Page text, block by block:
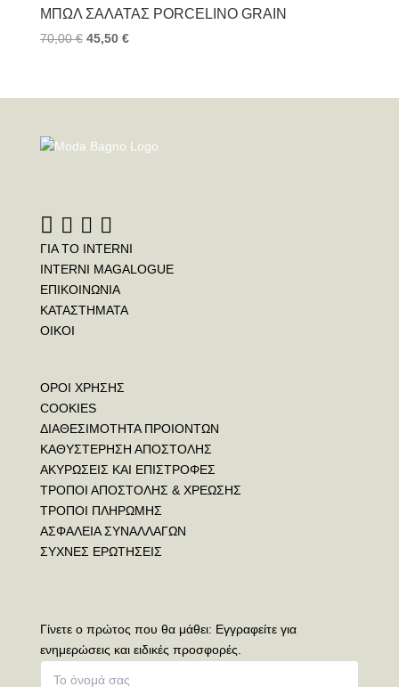
ΜΠΩΛ ΣΑΛΆΤΑΣ PORCELINO GRAIN
70,00€ 45,50 €
ΓΙΑ ΤΟ INTERNI
INTERNI MAGALOGUE
ΕΠΙΚΟΙΝΩΝΙΑ
ΚΑΤΑΣΤΗΜΑΤΑ
ΟΙΚΟΙ
ΟΡΟΙ ΧΡΗΣΗΣ
COOKIES
ΔΙΑΘΕΣΙΜΟΤΗΤΑ ΠΡΟΙΟΝΤΩΝ
ΚΑΘΥΣΤΕΡΗΣΗ ΑΠΟΣΤΟΛΗΣ
ΑΚΥΡΩΣΕΙΣ ΚΑΙ ΕΠΙΣΤΡΟΦΕΣ
ΤΡΟΠΟΙ ΑΠΟΣΤΟΛΗΣ & ΧΡΕΩΣΗΣ
ΤΡΟΠΟΙ ΠΛΗΡΩΜΗΣ
ΑΣΦΑΛΕΙΑ ΣΥΝΑΛΛΑΓΩΝ
ΣΥΧΝΕΣ ΕΡΩΤΗΣΕΙΣ
Γίνετε ο πρώτος που θα μάθει: Εγγραφείτε για
ενημερώσεις και ειδικές προσφορές.